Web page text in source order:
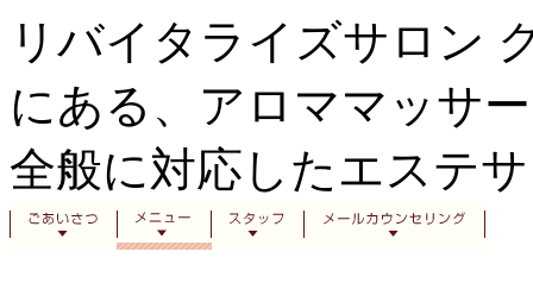
リバイタライズサロン
にある、アロママッサ
全般に対応したエステ